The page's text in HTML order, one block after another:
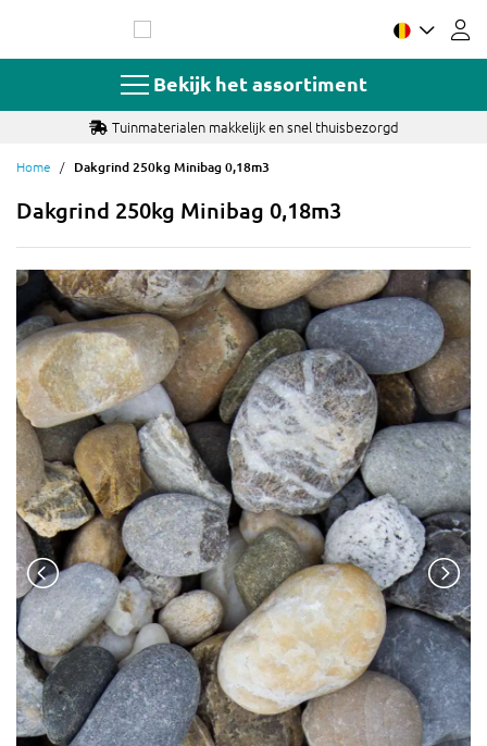
de
Bekijk het assortiment
Tuinmaterialen makkelijk en snel thuisbezorgd
Home Dakgrind 250kg Minibag 0,18m3
Dakgrind 250kg Minibag 0,18m3